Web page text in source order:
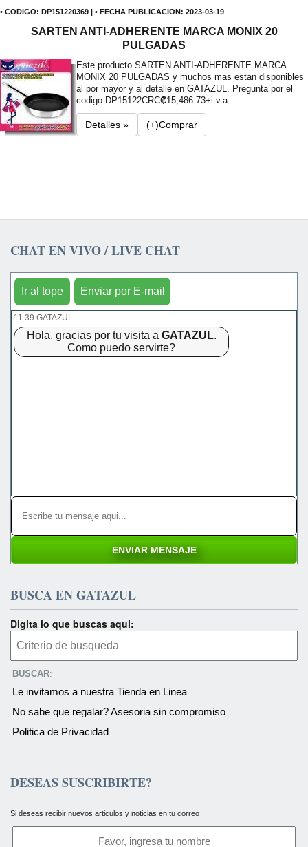
• CODIGO: DP151220369 | • FECHA PUBLICACION: 2023-03-19
SARTEN ANTI-ADHERENTE MARCA MONIX 20
PULGADAS
Este producto SARTEN ANTI-ADHERENTE MARCA
MONIX 20 PULGADAS y muchos mas estan disponibles
al por mayor y al detalle en GATAZUL. Pregunta por el
codigo DP15122CRC₡15,486.73+i.v.a.
Detalles » (+)Comprar
CHAT EN VIVO / LIVE CHAT
Ir al tope Enviar por E-mail
11:39 GATAZUL
Hola, gracias por tu visita a GATAZUL.
Como puedo servirte?
BUSCA EN GATAZUL
Digita lo que buscas aqui:
BUSCAR:
Le invitamos a nuestra Tienda en Linea
No sabe que regalar? Asesoria sin compromiso
Politica de Privacidad
DESEAS SUSCRIBIRTE?
Si deseas recibir nuevos articulos y noticias en tu correo